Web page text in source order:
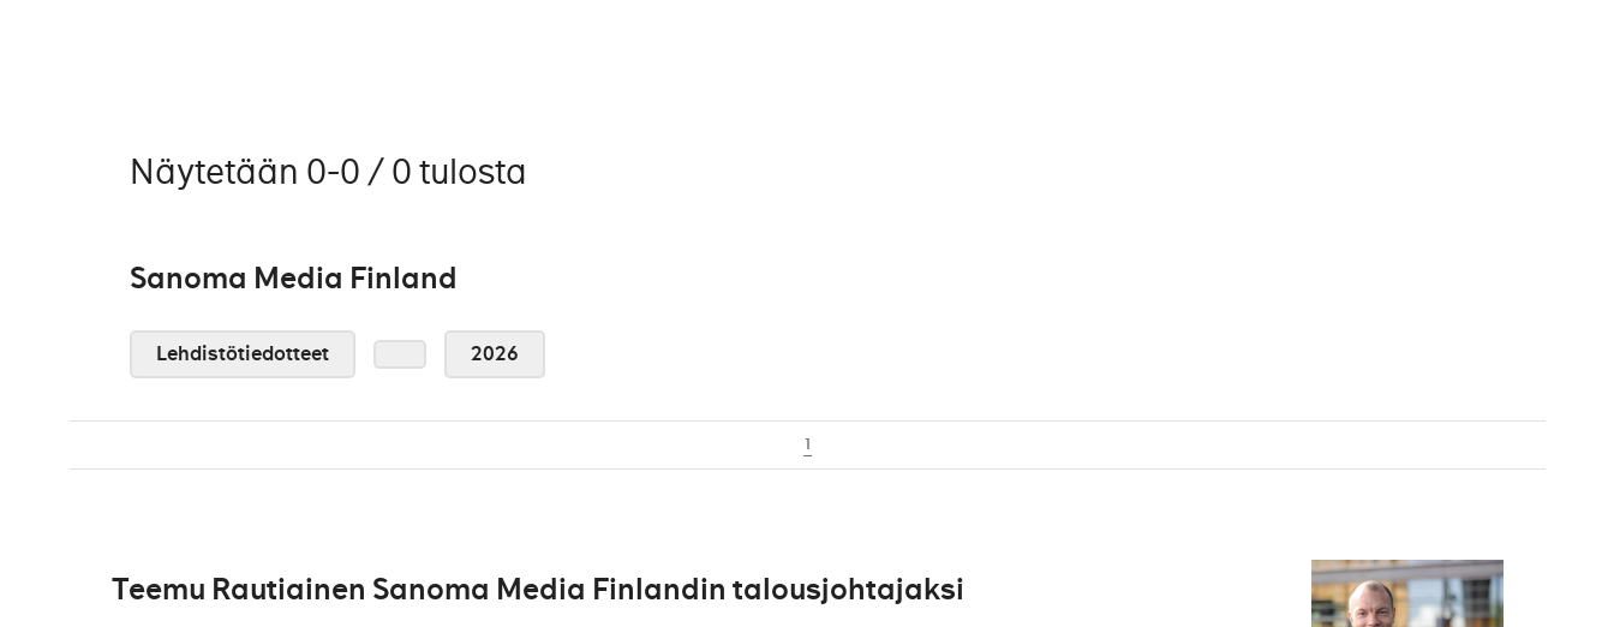
Näytetään 0-0 / 0 tulosta
Sanoma Media Finland
Lehdistötiedotteet 2026
1
Teemu Rautiainen Sanoma Media Finlandin talousjohtajaksi